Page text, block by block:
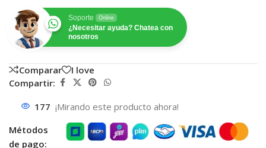
Soporte Online
¿Necesitar ayuda? Chatea con
nosotros
Comparar
I love
Compartir:
177 ¡Mirando este producto ahora!
Métodos
de pago: